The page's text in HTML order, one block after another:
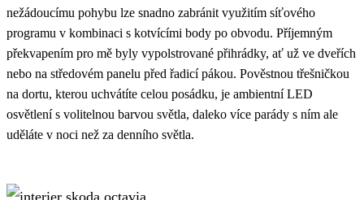
nežádoucímu pohybu lze snadno zabránit využitím síťového
programu v kombinaci s kotvícími body po obvodu. Příjemným
překvapením pro mě byly vypolstrované přihrádky, ať už ve dveřích
nebo na středovém panelu před řadicí pákou. Pověstnou třešničkou
na dortu, kterou uchvátíte celou posádku, je ambientní LED
osvětlení s volitelnou barvou světla, daleko více parády s ním ale
uděláte v noci než za denního světla.